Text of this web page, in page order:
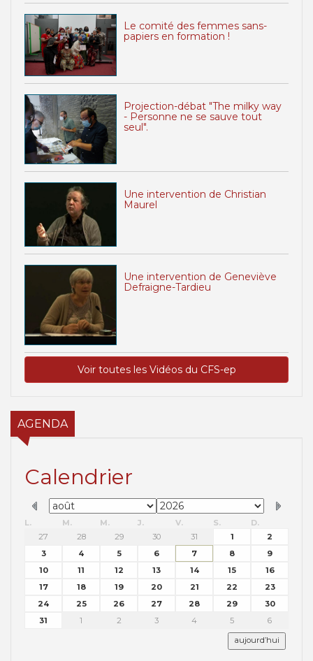
Le comité des femmes sans-
papiers en formation !
Projection-débat "The milky way
- Personne ne se sauve tout
seul".
Une intervention de Christian
Maurel
Une intervention de Geneviève
Defraigne-Tardieu
Voir toutes les Vidéos du CFS-ep
AGENDA
Calendrier
L. M. M. J. V. S.
D.
27
28 29 30 31 1
2
3
4 5 6 7 8
9
10
11 12 13 14 15
16
17
18 19 20 21 22
23
24
25 26 27 28 29
30
31
1 2 3 4 5 6
aujourd’hui